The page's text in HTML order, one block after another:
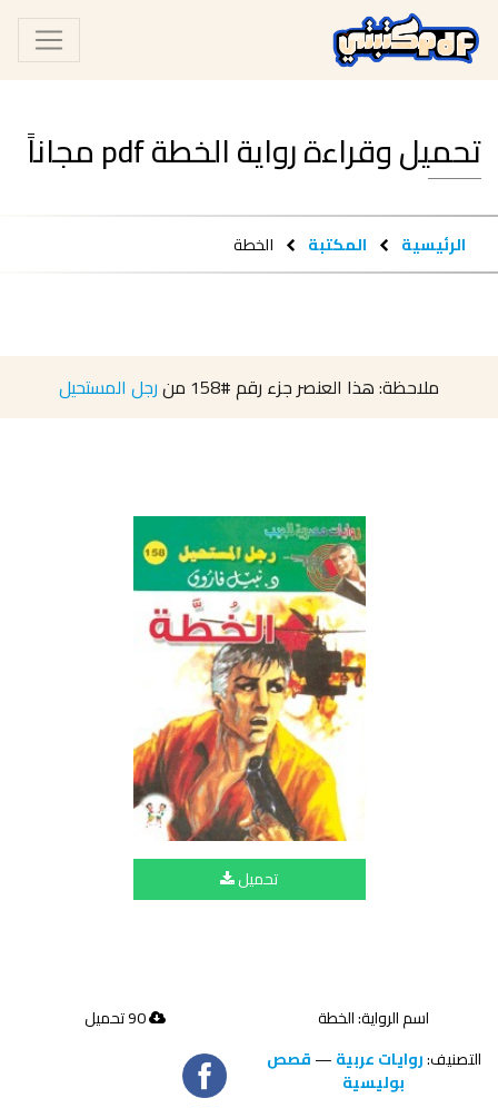
تحميل وقراءة رواية الخطة pdf مجاناً
الرئيسية المكتبة الخطة
ملاحظة: هذا العنصر جزء رقم#158 منرجل المستحيل
تحميل
اسم الرواية: الخطة
التصنيف:روايات عربية—قصص
بوليسية
90 تحميل